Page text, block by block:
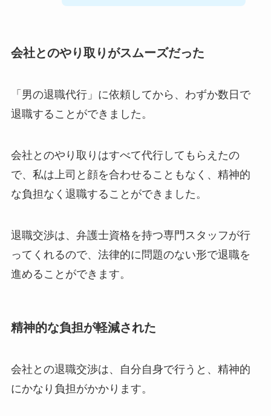
会社とのやり取りがスムーズだった
「男の退職代行」に依頼してから、わずか数日で
退職することができました。
会社とのやり取りはすべて代行してもらえたの
で、私は上司と顔を合わせることもなく、精神的
な負担なく退職することができました。
退職交渉は、弁護士資格を持つ専門スタッフが行
ってくれるので、法律的に問題のない形で退職を
進めることができます。
精神的な負担が軽減された
会社との退職交渉は、自分自身で行うと、精神的
にかなり負担がかかります。